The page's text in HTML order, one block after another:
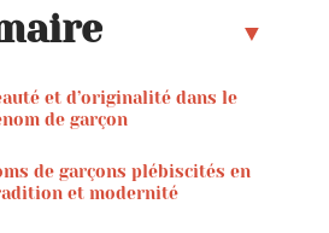
et d’originalité dans le
de garçon
de garçons plébiscités en
et modernité